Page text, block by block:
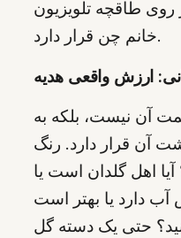
روی طاقچه تلویزیون
خانم چن قرار دارد.
ارزش واقعی هدیه
آن نیست، بلکه به
آن قرار دارد. رنگ
اهل گلدان است یا
دارد یا بهتر است
حتی یک دسته گل